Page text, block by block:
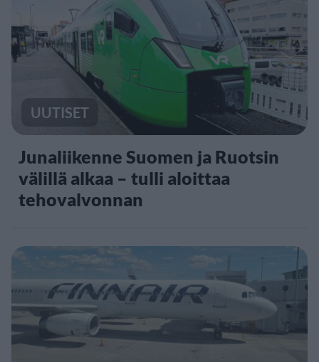
UUTISET
Junaliikenne Suomen ja Ruotsin
välillä alkaa – tulli aloittaa
tehovalvonnan